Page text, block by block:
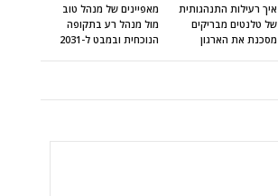
מאפיינים של מנהל טוב
מול מנהל רע בתקופה
הנוכחית ובמבט ל-2031
איך רעילות התנהגותית
של טלנטים מבריקים
מסכנת את הארגון